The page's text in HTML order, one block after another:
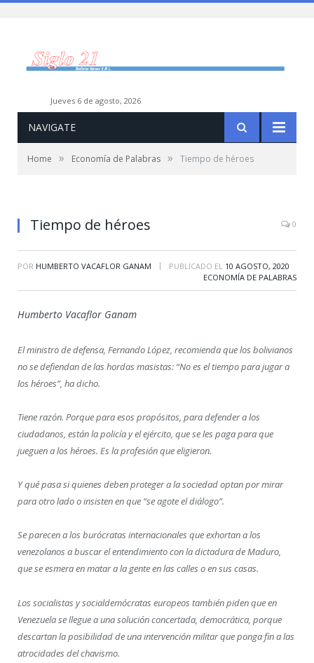
jueves 6 de agosto, 2026
NAVIGATE
Home » Economía de Palabras » Tiempo de héroes
Tiempo de héroes 0
POR HUMBERTO VACAFLOR GANAM | PUBLICADO EL 10 AGOSTO, 2020
ECONOMÍA DE PALABRAS
Humberto Vacaflor Ganam
El ministro de defensa, Fernando López, recomienda que los bolivianos
no se defiendan de las hordas masistas: “No es el tiempo para jugar a
los héroes”, ha dicho.
Tiene razón. Porque para esos propósitos, para defender a los
ciudadanos, están la policía y el ejército, que se les paga para que
jueguen a los héroes. Es la profesión que eligieron.
Y qué pasa si quienes deben proteger a la sociedad optan por mirar
para otro lado o insisten en que “se agote el diálogo”.
Se parecen a los burócratas internacionales que exhortan a los
venezolanos a buscar el entendimiento con la dictadura de Maduro,
que se esmera en matar a la gente en las calles o en sus casas.
Los socialistas y socialdemócratas europeos también piden que en
Venezuela se llegue a una solución concertada, democrática, porque
descartan la posibilidad de una intervención militar que ponga fin a las
atrocidades del chavismo.